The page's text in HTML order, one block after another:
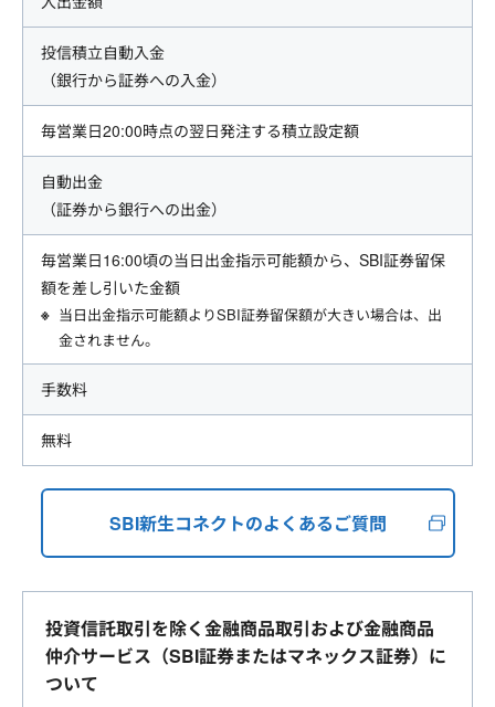
投信積立自動入金
（銀行から証券への入金）
毎営業日20:00時点の翌日発注する積立設定額
自動出金
（証券から銀行への出金）
毎営業日16:00頃の当日出金指示可能額から、SBI証券留保
額を差し引いた金額
当日出金指示可能額よりSBI証券留保額が大きい場合は、出
金されません。
手数料
無料
SBI新生コネクトのよくあるご質問
投資信託取引を除く金融商品取引および金融商品
仲介サービス（SBI証券またはマネックス証券）に
ついて